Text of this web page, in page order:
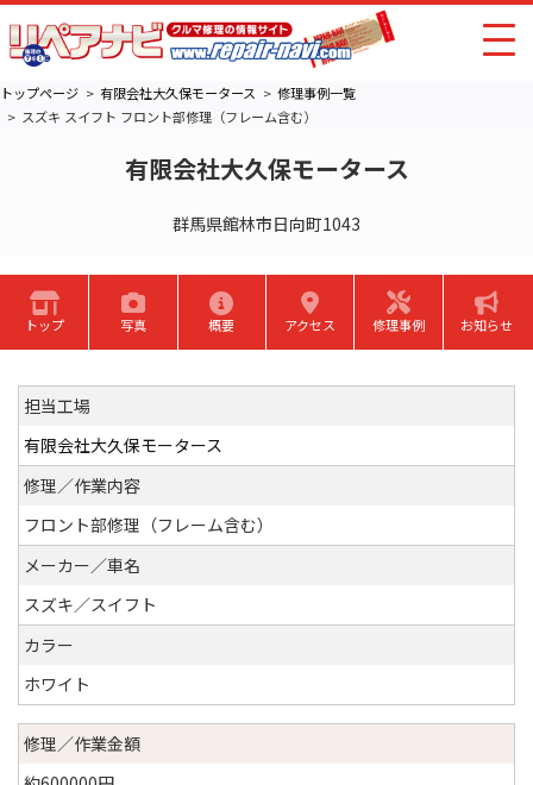
トップページ 有限会社大久保モータース
修理事例一覧
スズキ スイフト フロント部修理（フレーム含む）
有限会社大久保モータース
群馬県館林市日向町1043
トップ 写真 概要 アクセス 修理事例 お知らせ
担当工場
有限会社大久保モータース
修理／作業内容
フロント部修理（フレーム含む）
メーカー／車名
スズキ／スイフト
カラー
ホワイト
修理／作業金額